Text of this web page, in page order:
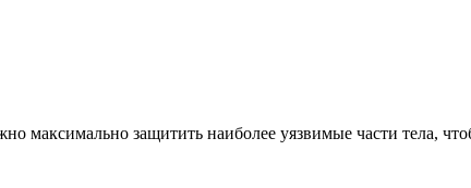
защитить наиболее уязвимые части тела,